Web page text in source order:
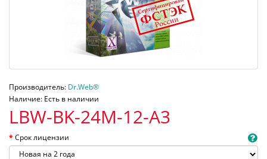
Производитель: Dr.Web®
Наличие: Есть в наличии
LBW-BK-24M-12-A3
Срок лицензии